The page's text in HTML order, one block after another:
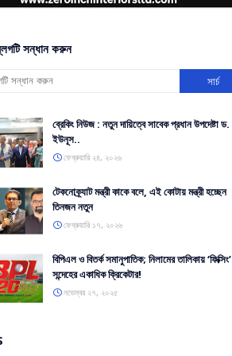
সন্ধান করুন
ব্রেকিং নিউজ : নতুন দায়িত্বে সাবেক প্রধান উপদেষ্টা ড.
ইউনূস..
ফেব্রুয়ারি ২৪, ২০২৬
টেকনোক্র্যাট মন্ত্রী কাকে বলে, এই কোটায় মন্ত্রী হচ্ছেন
তিনজন নতুন
ফেব্রুয়ারি ১৭, ২০২৬
বিপিএল ও বিতর্ক সমানুপাতিক; নিলামের তালিকায় ‘ফিক্সিং’
সন্দেহের একাধিক ক্রিকেটার!
নভেম্বর ২৭, ২০২৫